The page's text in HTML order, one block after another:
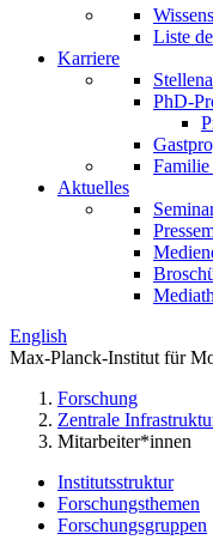
Liste
Karriere
PhD-
Aktuelles
English
Max-Planck-Institut für
Forschung
Zentrale
Mitarbeiter*innen
Institutsstruktur
Forschungsthemen
Forschungsgruppen